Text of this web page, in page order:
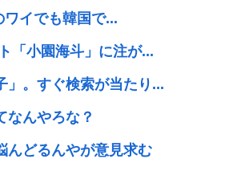
イでも韓国で...
「小園海斗」に注が...
」。すぐ検索が当たり...
なんやろな？
んどるんやが意見求む